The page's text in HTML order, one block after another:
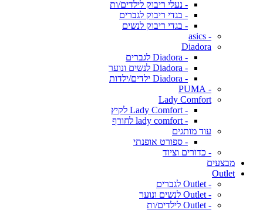
- נעלי ריבוק לילדים/ות
- בגדי ריבוק לגברים
- בגדי ריבוק לנשים
- asics
Diadora
- Diadora לגברים
- Diadora לנשים ונוער
- Diadora ילדים/ילדות
- PUMA
Lady Comfort
- Lady Comfort לקיץ
- lady comfort לחורף
עוד מותגים
- ספורט אופנתי
- כדורים וציוד
מבצעים
Outlet
- Outlet לגברים
- Outlet לנשים ונוער
- Outlet לילדים/ות